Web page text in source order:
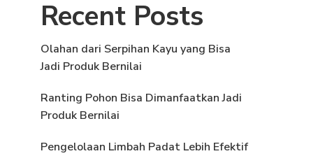
Recent Posts
Olahan dari Serpihan Kayu yang Bisa
Jadi Produk Bernilai
Ranting Pohon Bisa Dimanfaatkan Jadi
Produk Bernilai
Pengelolaan Limbah Padat Lebih Efektif